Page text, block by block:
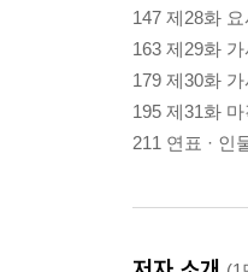
147 제28화
163 제29화
179 제30화
195 제31화
211 연표 ·